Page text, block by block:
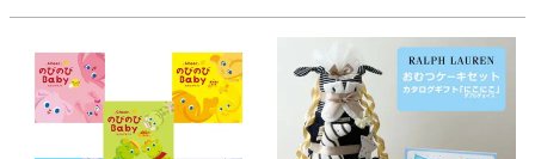
七五三 初節句 子供の日 ギフ
トセット 人気 端午の節句 ひ
な祭り 男の子 女の子
ィン バレンタイン 七五三 初
節句 子供の日 ギフトセット
人気 端午の節句 ひな祭り 男
の子 女の子